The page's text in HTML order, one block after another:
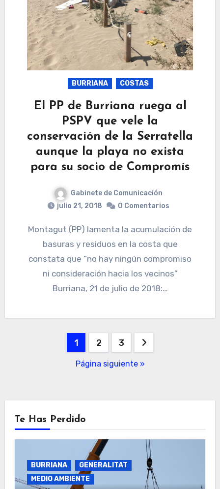
BURRIANA COSTAS
El PP de Burriana ruega al
PSPV que vele la
conservación de la Serratella
aunque la playa no exista
para su socio de Compromís
Gabinete de Comunicación
julio 21, 2018
0 Comentarios
Montagut (PP) lamenta la acumulación de
basuras y residuos en la costa que
constata que “no hay ningún compromiso
ni consideración hacia los vecinos”
Burriana, 21 de julio de 2018:…
Navegación
1 2 3
Página siguiente »
Te Has Perdido
BURRIANA
GENERALITAT
MEDIO AMBIENTE